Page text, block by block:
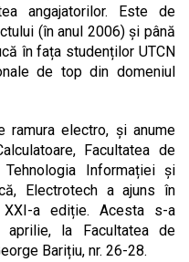
angajatorilor. Este de
(în anul 2006) și până
în fața studenților UTCN
de top din domeniul
ramura electro, și anume
Facultatea de
Tehnologia Informației și
Electrotech a ajuns în
a ediție. Acesta s-a
la Facultatea de
Barițiu, nr. 26-28.